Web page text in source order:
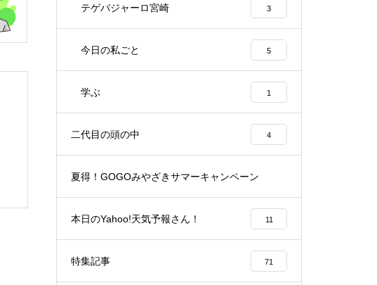
テゲバジャーロ宮崎 3
今日の私ごと 5
学ぶ 1
二代目の頭の中 4
夏得！GOGOみやざきサマーキャンペーン
本日のYahoo!天気予報さん！ 11
特集記事 71